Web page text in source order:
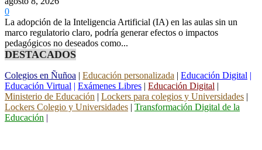
0
La adopción de la Inteligencia Artificial (IA) en las aulas sin un
marco regulatorio claro, podría generar efectos o impactos
pedagógicos no deseados como...
DESTACADOS
Colegios en Ñuñoa | Educación personalizada | Educación Digital |
Educación Virtual | Exámenes Libres | Educación Digital |
Ministerio de Educación | Lockers para colegios y Universidades |
Lockers Colegio y Universidades | Transformación Digital de la
Educación |